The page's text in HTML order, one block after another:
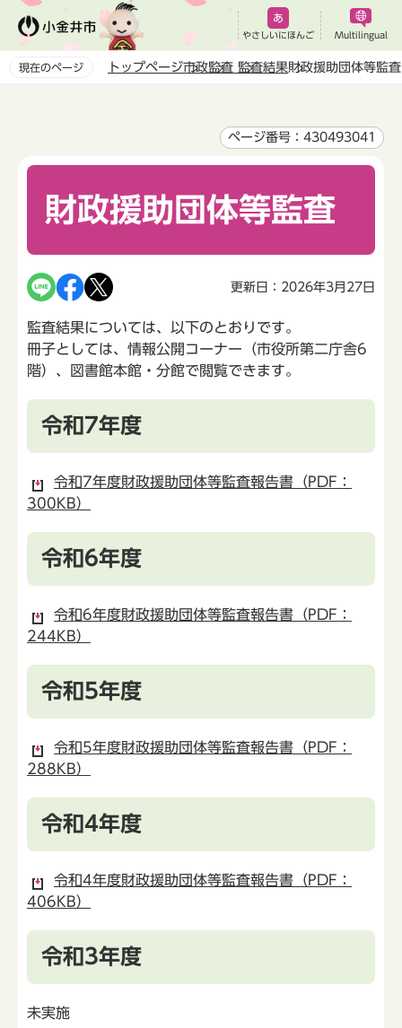
ペ
やさしいにほんご Multilingual
現在のページ トップページ市政監査 監査結果財政援助団体等監査
ページ番号：430493041
財政援助団体等監査
更新日：2026年3月27日
監査結果については、以下のとおりです。
冊子としては、情報公開コーナー（市役所第二庁舎6
階）、図書館本館・分館で閲覧できます。
令和7年度
令和7年度財政援助団体等監査報告書（PDF：
300KB）
令和6年度
令和6年度財政援助団体等監査報告書（PDF：
244KB）
令和5年度
令和5年度財政援助団体等監査報告書（PDF：
288KB）
令和4年度
令和4年度財政援助団体等監査報告書（PDF：
406KB）
令和3年度
未実施